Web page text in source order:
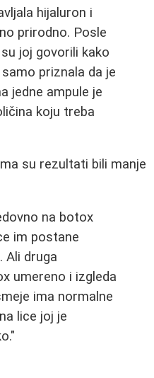
hijaluron i
prirodno. Posle
joj govorili kako
priznala da je
jedne ampule je
koju treba
su rezultati bili manje
na botox
im postane
Ali druga
umereno i izgleda
ima normalne
lice joj je